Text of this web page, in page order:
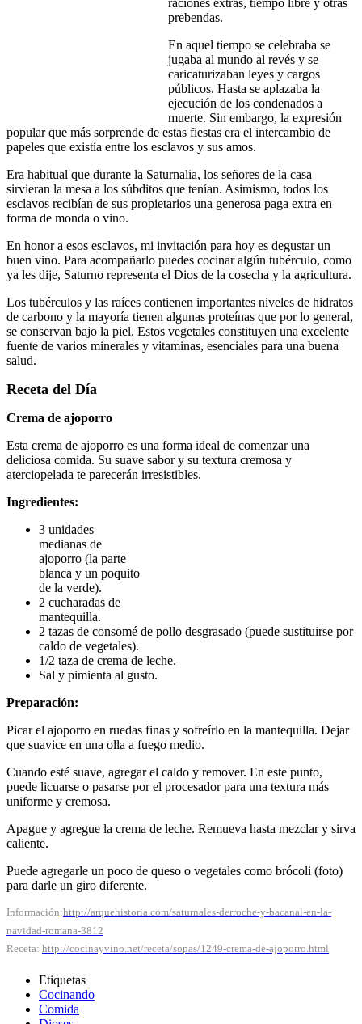
raciones extras, tiempo libre y otras
prebendas.
En aquel tiempo se celebraba se
jugaba al mundo al revés y se
caricaturizaban leyes y cargos
públicos. Hasta se aplazaba la
ejecución de los condenados a
muerte. Sin embargo, la expresión
popular que más sorprende de estas fiestas era el intercambio de
papeles que existía entre los esclavos y sus amos.
Era habitual que durante la Saturnalia, los señores de la casa
sirvieran la mesa a los súbditos que tenían. Asimismo, todos los
esclavos recibían de sus propietarios una generosa paga extra en
forma de monda o vino.
En honor a esos esclavos, mi invitación para hoy es degustar un
buen vino. Para acompañarlo puedes cocinar algún tubérculo, como
ya les dije, Saturno representa el Dios de la cosecha y la agricultura.
Los tubérculos y las raíces contienen importantes niveles de hidratos
de carbono y la mayoría tienen algunas proteínas que por lo general,
se conservan bajo la piel. Estos vegetales constituyen una excelente
fuente de varios minerales y vitaminas, esenciales para una buena
salud.
Receta del Día
Crema de ajoporro
Esta crema de ajoporro es una forma ideal de comenzar una
deliciosa comida. Su suave sabor y su textura cremosa y
aterciopelada te parecerán irresistibles.
Ingredientes:
3 unidades
medianas de
ajoporro (la parte
blanca y un poquito
de la verde).
2 cucharadas de
mantequilla.
2 tazas de consomé de pollo desgrasado (puede sustituirse por
caldo de vegetales).
1/2 taza de crema de leche.
Sal y pimienta al gusto.
Preparación:
Picar el ajoporro en ruedas finas y sofreírlo en la mantequilla. Dejar
que suavice en una olla a fuego medio.
Cuando esté suave, agregar el caldo y remover. En este punto,
puede licuarse o pasarse por el procesador para una textura más
uniforme y cremosa.
Apague y agregue la crema de leche. Remueva hasta mezclar y sirva
caliente.
Puede agregarle un poco de queso o vegetales como brócoli (foto)
para darle un giro diferente.
Información:http://arquehistoria.com/saturnales-derroche-y-bacanal-en-la-
navidad-romana-3812
Receta: http://cocinayvino.net/receta/sopas/1249-crema-de-ajoporro.html
Etiquetas
Cocinando
Comida